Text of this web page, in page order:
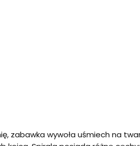
zabawka wywoła uśmiech na